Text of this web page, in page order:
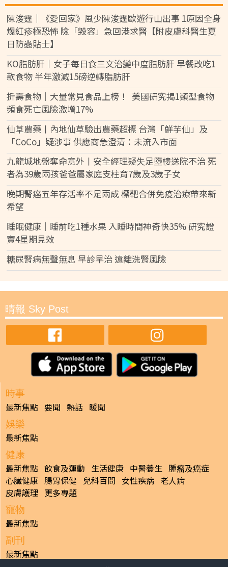
陳浚霆｜《愛回家》風少陳浚霆歐遊行山出事 1原因全身
爆紅疹極恐怖 險「毀容」急回港求醫【附皮膚科醫生夏
日防蟲貼士】
KO脂肪肝｜女子每日食三文治變中度脂肪肝 早餐改吃1
款食物 半年激減15磅逆轉脂肪肝
折壽食物｜大量常見食品上榜！ 美國研究揭1類型食物
頻食死亡風險激增17%
仙草農藥丨內地仙草驗出農藥超標 台灣「鮮芋仙」及
「CoCo」疑涉事 供應商急澄清：未流入市面
九龍城地盤奪命意外丨安全經理疑失足墮樓送院不治 死
者為39歲兩孩爸爸屬家庭支柱育7歲及3歲子女
晚期腎癌五年存活率不足兩成 標靶合併免疫治療帶來新
希望
睡眠健康｜睡前吃1種水果 入睡時間神奇快35% 研究證
實4星期見效
糖尿腎病無聲無息 早診早治 遠離洗腎風險
晴報 Sky Post
時事
最新焦點 要聞 熱話 暖聞
娛樂
最新焦點
健康
最新焦點 飲食及運動 生活健康 中醫養生 腫瘤及癌症
心臟健康 腸胃保健 兒科百問 女性疾病 老人病
皮膚護理 更多專題
寵物
最新焦點
副刊
最新焦點